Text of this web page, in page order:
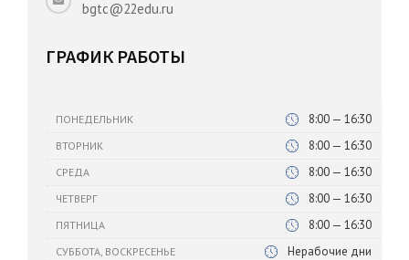
bgtc@22edu.ru
ГРАФИК РАБОТЫ
ПОНЕДЕЛЬНИК 8:00 — 16:30
ВТОРНИК 8:00 — 16:30
СРЕДА 8:00 — 16:30
ЧЕТВЕРГ 8:00 — 16:30
ПЯТНИЦА 8:00 — 16:30
СУББОТА, ВОСКРЕСЕНЬЕ Нерабочие дни